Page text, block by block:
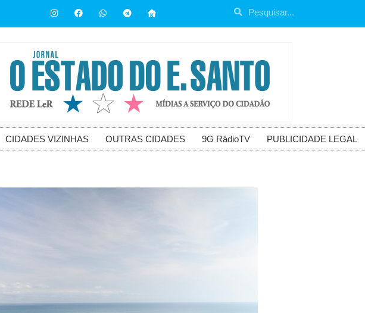
CIDADES VIZINHAS OUTRAS CIDADES 9G RádioTV PUBLICIDADE LEGAL